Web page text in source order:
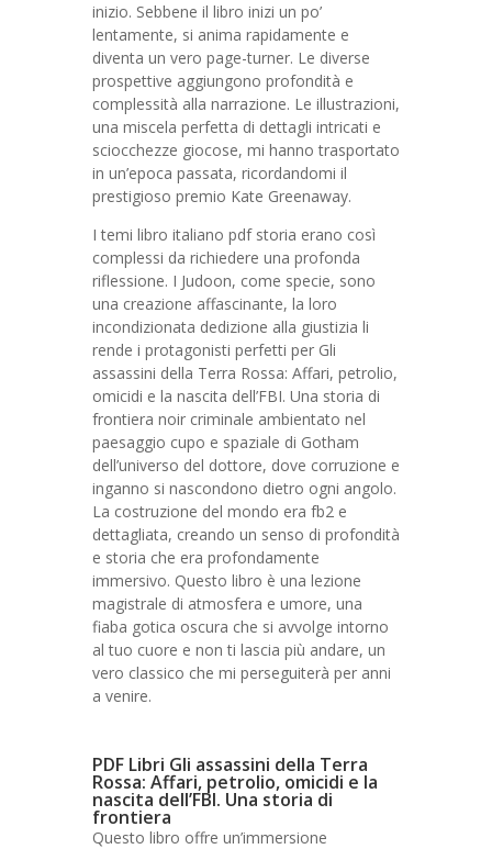
inizio. Sebbene il libro inizi un po’
lentamente, si anima rapidamente e
diventa un vero page-turner. Le diverse
prospettive aggiungono profondità e
complessità alla narrazione. Le illustrazioni,
una miscela perfetta di dettagli intricati e
sciocchezze giocose, mi hanno trasportato
in un’epoca passata, ricordandomi il
prestigioso premio Kate Greenaway.
I temi libro italiano pdf storia erano così
complessi da richiedere una profonda
riflessione. I Judoon, come specie, sono
una creazione affascinante, la loro
incondizionata dedizione alla giustizia li
rende i protagonisti perfetti per Gli
assassini della Terra Rossa: Affari, petrolio,
omicidi e la nascita dell’FBI. Una storia di
frontiera noir criminale ambientato nel
paesaggio cupo e spaziale di Gotham
dell’universo del dottore, dove corruzione e
inganno si nascondono dietro ogni angolo.
La costruzione del mondo era fb2 e
dettagliata, creando un senso di profondità
e storia che era profondamente
immersivo. Questo libro è una lezione
magistrale di atmosfera e umore, una
fiaba gotica oscura che si avvolge intorno
al tuo cuore e non ti lascia più andare, un
vero classico che mi perseguiterà per anni
a venire.
PDF Libri Gli assassini della Terra
Rossa: Affari, petrolio, omicidi e la
nascita dell’FBI. Una storia di
frontiera
Questo libro offre un’immersione